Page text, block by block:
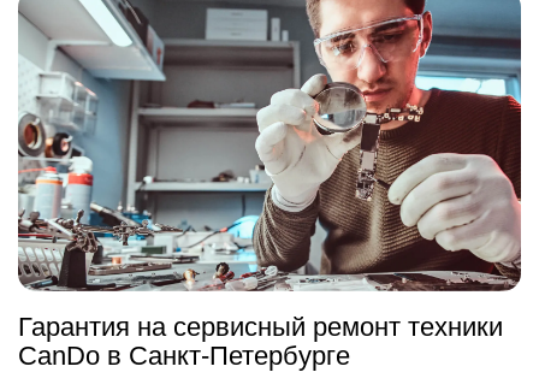
Гарантия на сервисный ремонт техники
CanDo в Санкт-Петербурге